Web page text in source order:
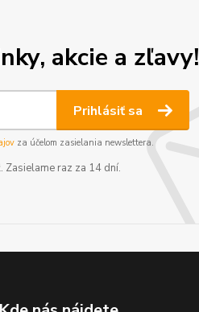
akcie a zľavy!
Prihlásiť sa
za účelom zasielania newslettera.
raz za 14 dní.